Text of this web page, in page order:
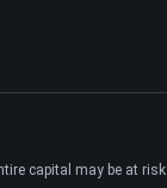
capital may be at risk.